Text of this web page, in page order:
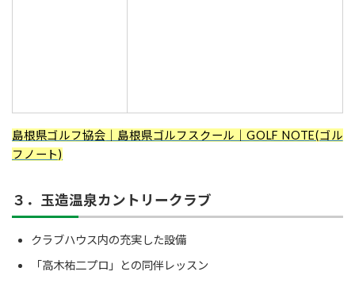
島根県ゴルフ協会 ｜島根県ゴルフスクール｜GOLF NOTE(ゴル
フノート)
３．玉造温泉カントリークラブ
クラブハウス内の充実した設備
「高木祐二プロ」との同伴レッスン